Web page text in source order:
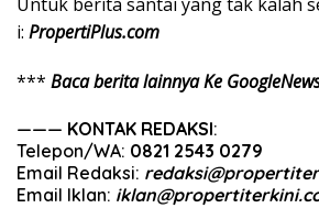
i: PropertiPlus.com
*** Baca berita lainnya Ke
——— KONTAK REDAKSI:
Telepon/WA: 0821 2543 0279
Email Redaksi:
Email Iklan: